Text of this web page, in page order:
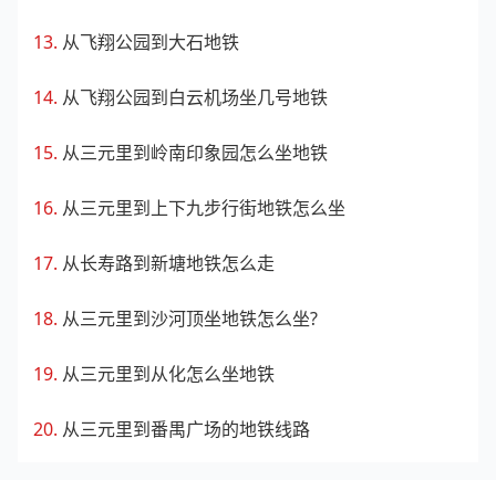
从飞翔公园到大石地铁
从飞翔公园到白云机场坐几号地铁
从三元里到岭南印象园怎么坐地铁
从三元里到上下九步行街地铁怎么坐
从长寿路到新塘地铁怎么走
从三元里到沙河顶坐地铁怎么坐?
从三元里到从化怎么坐地铁
从三元里到番禺广场的地铁线路